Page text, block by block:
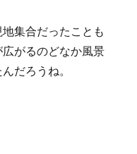
集合だったことも
がるのどなか風景
だろうね。